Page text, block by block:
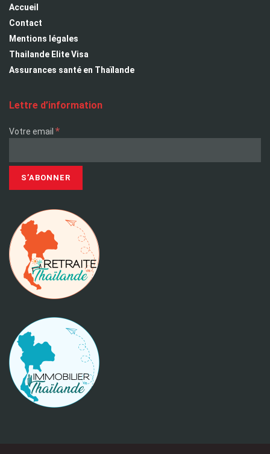
Accueil
Contact
Mentions légales
Thailande Elite Visa
Assurances santé en Thaïlande
Lettre d’information
Votre email *